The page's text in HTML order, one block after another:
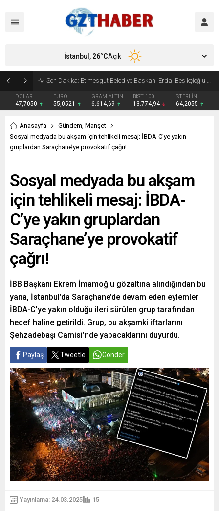
Son Dakika: Etimesgut Belediye Başkanı Erdal Beşikçioğlu görevden uzaklaştırıldı
DOLAR
47,7050
EURO
55,0521
GRAM ALTIN
6.614,69
BIST 100
13.774,94
STERLİN
64,2055
İstanbul, 26°CAçık
Anasayfa Gündem, Manşet
Sosyal medyada bu akşam için tehlikeli mesaj: İBDA-C’ye yakın
gruplardan Saraçhane’ye provokatif çağrı!
Sosyal medyada bu akşam
için tehlikeli mesaj: İBDA-
C’ye yakın gruplardan
Saraçhane’ye provokatif
çağrı!
İBB Başkanı Ekrem İmamoğlu gözaltına alındığından bu
yana, İstanbul’da Saraçhane’de devam eden eylemler
İBDA-C’ye yakın olduğu ileri sürülen grup tarafından
hedef haline getirildi. Grup, bu akşamki iftarlarını
Şehzadebaşı Camisi’nde yapacaklarını duyurdu.
Paylaş Tweetle Gönder
Yayınlama: 24.03.2025 15